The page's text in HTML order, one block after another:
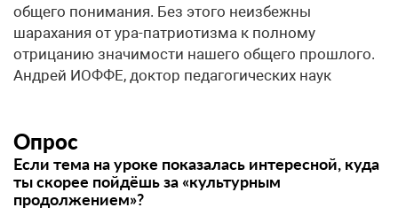
общего понимания. Без этого неизбежны
шарахания от ура-патриотизма к полному
отрицанию значимости нашего общего прошлого.​
Андрей ИОФФЕ, доктор педагогических наук
Опрос
Если тема на уроке показалась интересной, куда
ты скорее пойдёшь за «культурным
продолжением»?